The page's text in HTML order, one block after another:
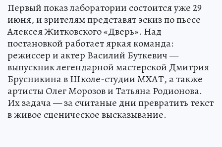
Первый показ лаборатории состоится уже 29
июня, и зрителям представят эскиз по пьесе
Алексея Житковского «Дверь». Над
постановкой работает яркая команда:
режиссер и актер Василий Буткевич —
выпускник легендарной мастерской Дмитрия
Брусникина в Школе-студии МХАТ, а также
артисты Олег Морозов и Татьяна Родионова.
Их задача — за считаные дни превратить текст
в живое сценическое высказывание.